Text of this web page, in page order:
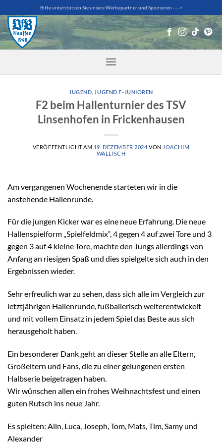
Inhalt
springen
Bitte unterstützen Sie unsere Werbepartner und Sponsoren - - ->
JUGEND JUGEND F-JUNIOREN
F2 beim Hallenturnier des TSV
Linsenhofen in Frickenhausen
VERÖFFENTLICHT AM 19. DEZEMBER 2024VON JOACHIM
WALLISCH
Am vergangenen Wochenende starteten wir in die
anstehende Hallenrunde.
Für die jungen Kicker war es eine neue Erfahrung. Die neue
Hallenspielform „Spielfeldmix“, 4 gegen 4 auf zwei Tore und 3
gegen 3 auf 4 kleine Tore, machte den Jungs allerdings von
Anfang an riesigen Spaß und dies spielgelte sich auch in den
Ergebnissen wieder.
Sehr erfreulich war zu sehen, dass sich alle im Vergleich zur
letztjährigen Hallenrunde, fußballerisch weiterentwickelt
und mit vollem Einsatz in jedem Spiel das Beste aus sich
herausgeholt haben.
Ein besonderer Dank geht an dieser Stelle an alle Eltern,
Großeltern und Fans, die zu einer gelungenen ersten
Halbserie beigetragen haben.
Wir wünschen allen ein frohes Weihnachtsfest und einen
guten Rutsch ins neue Jahr.
Es spielten: Alin, Luca, Joseph, Tom, Mats, Tim, Samy und
Alexander